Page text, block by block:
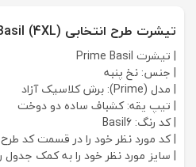
تیشرت طرح انتخابی Prime Basil (4XL)
| تیشرت Prime Basil
| جنس: نخ پنبه
| مدل (Prime): برش کلاسیک آزاد
| تیپ یقه: کشباف ساده دو دوخت
| کد رنگ: Basil6
| کد مورد نظر خود را در قسمت کد طرح
| سایز مورد نظر خود را به کمک جدول